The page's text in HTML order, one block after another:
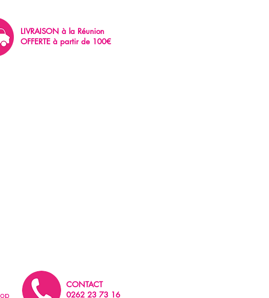
LIVRAISON à la Réunion
OFFERTE à partir de 100€
CONTACT
0262 23 73 16